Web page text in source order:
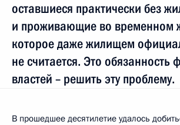
оставшиеся практически без
и проживающие во временном
которое даже жилищем
не считается. Это обязанность
властей – решить эту проблему.
В прошедшее десятилетие удалось